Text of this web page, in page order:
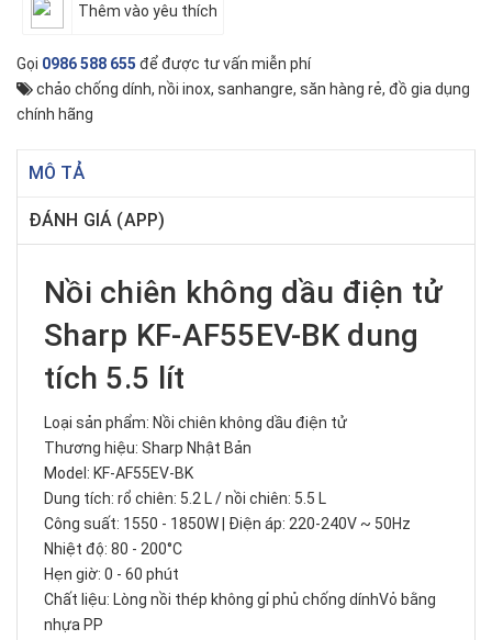
Thêm vào yêu thích
Gọi 0986 588 655 để được tư vấn miễn phí
chảo chống dính, nồi inox, sanhangre, săn hàng rẻ, đồ gia dụng
chính hãng
MÔ TẢ
ĐÁNH GIÁ (APP)
Nồi chiên không dầu điện tử
Sharp KF-AF55EV-BK dung
tích 5.5 lít
Loại sản phẩm: Nồi chiên không dầu điện tử
Thương hiệu: Sharp Nhật Bản
Model: KF-AF55EV-BK
Dung tích: rổ chiên: 5.2 L / nồi chiên: 5.5 L
Công suất: 1550 - 1850W | Điện áp: 220-240V ~ 50Hz
Nhiệt độ: 80 - 200°C
Hẹn giờ: 0 - 60 phút
Chất liệu: Lòng nồi thép không gỉ phủ chống dínhVỏ bằng
nhựa PP